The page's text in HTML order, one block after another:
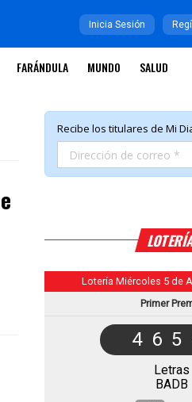
Inicia Sesión
FARÁNDULA MUNDO SALUD
Lotería Miércoles 5 de
Primer
Letras
BADB